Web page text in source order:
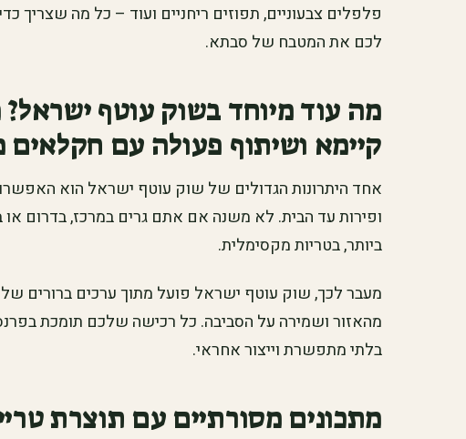
פלפלים צבעוניים, תפוזים ריחניים ועוד – כל מה שצריך
לכם את המטבח של סבתא.
מה עוד מיוחד בשוק עוטף
קיימא ושיתוף פעולה עם חקלאים
אחד היתרונות הגדולים של שוק עוטף ישראל הוא
ופירות עד הבית. לא משנה אם אתם גרים במרכז, בדרום או
ביותר, בטריות מקסימלית.
מעבר לכך, שוק עוטף ישראל פועל מתוך ערכים ברורים
מהאזור ושמירה על הסביבה. כל רכישה שלכם תומכת
בלתי מתפשרת וייצור אחראי.
מתכונים מסורתיים עם תוצרת